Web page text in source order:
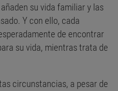
su vida familiar y las
Y con ello, cada
de encontrar
su vida, mientras trata de
circunstancias, a pesar de